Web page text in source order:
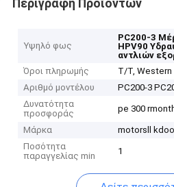
Περιγραφή Προϊόντων
Υψηλό φως
PC200-3
HPV90
αντλιών
Όροι πληρωμής
T/T, Western
Αριθμό μοντέλου
PC200-3
Δυνατότητα
προσφοράς
pe 300
Μάρκα
motorsll
Ποσότητα
παραγγελίας min
1